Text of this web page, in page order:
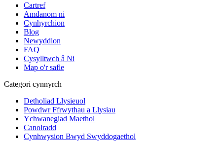
Cartref
Amdanom ni
Cynhyrchion
Blog
Newyddion
FAQ
Cysylltwch â Ni
Map o'r safle
Categori cynnyrch
Detholiad Llysieuol
Powdwr Ffrwythau a Llysiau
Ychwanegiad Maethol
Canolradd
Cynhwysion Bwyd Swyddogaethol